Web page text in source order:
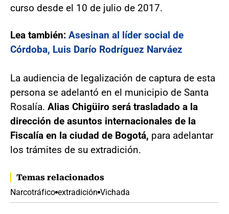
curso desde el 10 de julio de 2017.
Lea también: Asesinan al líder social de
Córdoba, Luis Darío Rodríguez Narváez
La audiencia de legalización de captura de esta
persona se adelantó en el municipio de Santa
Rosalía. Alias Chigüiro será trasladado a la
dirección de asuntos internacionales de la
Fiscalía en la ciudad de Bogotá, para adelantar
los trámites de su extradición.
Temas relacionados
Narcotráfico extradición Vichada